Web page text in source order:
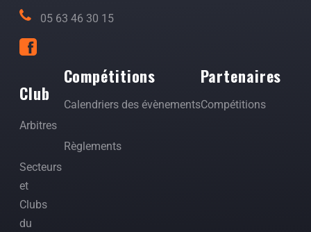
05 63 46 30 15
Club
Arbitres
Secteurs
et
Clubs
du
Compétitions
Calendriers des évènements
Règlements
Partenaires
Compétitions